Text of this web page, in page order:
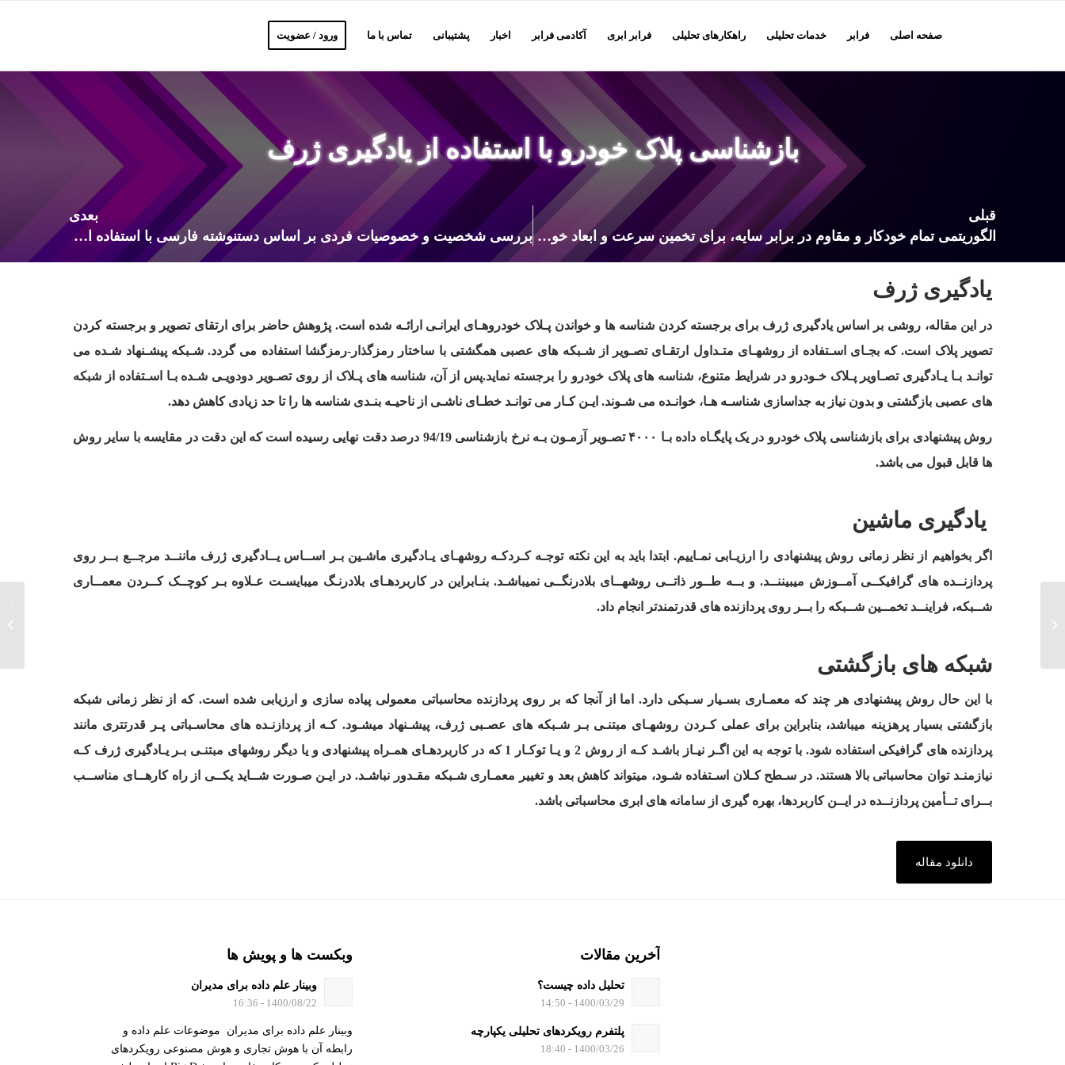
صفحه اصلی فرابر خدمات تحلیلی راهکارهای تحلیلی فرابر ابری آکادمی فرابر اخبار پشتیبانی تماس با ما ورود / عضویت
بازشناسی پلاک خودرو با استفاده از یادگیری ژرف
قبلی
الگوریتمی تمام خودکار و مقاوم در برابر سایه، برای تخمین سرعت و ابعاد خودروها از روی تصاویر دوربین های نظارتی جاده
بعدی
بررسی شخصیت و خصوصیات فردی بر اساس دستنوشته فارسی با استفاده از درخت تصمیم
یادگیری ژرف
در این مقاله، روشی بر اساس یادگیری ژرف برای برجسته کردن شناسه ها و خواندن پـلاک خودروهـای ایرانـی ارائـه شده است. پژوهش حاضر برای ارتقای تصویر و برجسته کردن
تصویر پلاک است. که بجـای اسـتفاده از روشهـای متـداول ارتقـای تصـویر از شـبکه های عصبی همگشتی با ساختار رمزگذار-رمزگشا استفاده می گردد. شـبکه پیشـنهاد شـده می
توانـد بـا یـادگیری تصـاویر پـلاک خـودرو در شرایط متنوع، شناسه های پلاک خودرو را برجسته نماید.پس از آن، شناسه های پـلاک از روی تصـویر دودویـی شـده بـا اسـتفاده از شبکه
های عصبی بازگشتی و بدون نیاز به جداسازی شناسـه هـا، خوانـده می شـوند. ایـن کـار می توانـد خطـای ناشـی از ناحیـه بنـدی شناسه ها را تا حد زیادی کاهش دهد.
روش پیشنهادی برای بازشناسی پلاک خودرو در یک پایگـاه داده بـا ۴۰۰۰ تصـویر آزمـون بـه نرخ بازشناسی 94/19 درصد دقت نهایی رسیده است که این دقت در مقایسه با سایر روش
ها قابل قبول می باشد.
یادگیری ماشین
اگر بخواهیم از نظر زمانی روش پیشنهادی را ارزیـابی نمـاییم. ابتدا باید به این نکته توجـه کـردکـه روشهـای یـادگیری ماشـین بـر اســاس یــادگیری ژرف ماننــد مرجــع بــر روی
پردازنــده های گرافیکــی آمــوزش میبیننــد. و بــه طــور ذاتــی روشهــای بلادرنگــی نمیباشـد. بنـابراین در کاربردهـای بلادرنـگ میبایسـت عـلاوه بـر کوچــک کــردن معمــاری
شــبکه، فراینــد تخمــین شــبکه را بــر روی پردازنده های قدرتمندتر انجام داد.
شبکه های بازگشتی
با این حال روش پیشنهادی هر چند که معمـاری بسـیار سـبکی دارد. اما از آنجا که بر روی پردازنده محاسباتی معمولی پیاده سازی و ارزیابی شده است. که از نظر زمانی شبکه
بازگشتی بسیار پرهزینه میباشد، بنابراین برای عملی کـردن روشهـای مبتنـی بـر شـبکه های عصـبی ژرف، پیشـنهاد میشـود. کـه از پردازنـده های محاسـباتی پـر قدرتتری مانند
پردازنده های گرافیکی استفاده شود. با توجه به این اگـر نیـاز باشـد کـه از روش 2 و یـا توکـار 1 که در کاربردهـای همـراه پیشنهادی و یا دیگر روشهای مبتنـی بـر یـادگیری ژرف کـه
نیازمنـد توان محاسباتی بالا هستند. در سـطح کـلان اسـتفاده شـود، میتواند کاهش بعد و تغییر معمـاری شـبکه مقـدور نباشـد. در ایـن صـورت شــاید یکــی از راه کارهــای مناســب
بــرای تــأمین پردازنــده در ایــن کاربردها، بهره گیری از سامانه های ابری محاسباتی باشد.
دانلود مقاله
آخرین مقالات
تحلیل داده چیست؟
1400/03/29 - 14:50
پلتفرم رویکردهای تحلیلی یکپارچه
1400/03/26 - 18:40
وبکست ها و پویش ها
وبینار علم داده برای مدیران
1400/08/22 - 16:36
وبینار علم داده برای مدیران موضوعات علم داده و
رابطه آن با هوش تجاری و هوش مصنوعی رویکردهای
برنامه وزارت هوش